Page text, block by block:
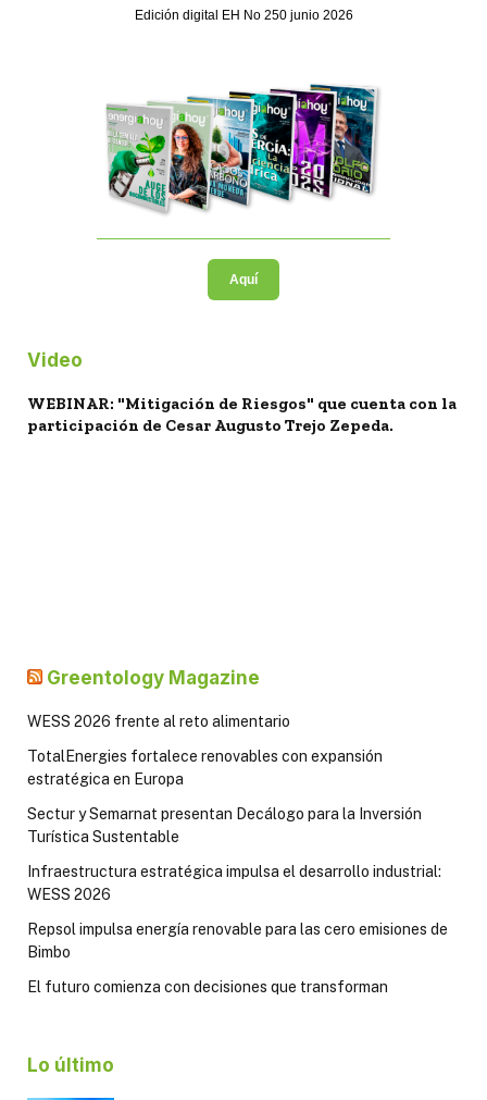
Edición digital EH No 250 junio 2026
Aquí
Video
WEBINAR: "Mitigación de Riesgos" que cuenta con la
participación de Cesar Augusto Trejo Zepeda.
Greentology Magazine
WESS 2026 frente al reto alimentario
TotalEnergies fortalece renovables con expansión
estratégica en Europa
Sectur y Semarnat presentan Decálogo para la Inversión
Turística Sustentable
Infraestructura estratégica impulsa el desarrollo industrial:
WESS 2026
Repsol impulsa energía renovable para las cero emisiones de
Bimbo
El futuro comienza con decisiones que transforman
Lo último